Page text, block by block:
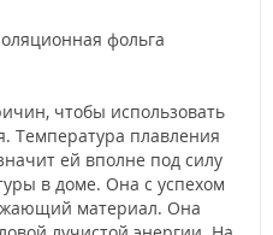
фольга
чтобы использовать
Температура плавления
ей вполне под силу
в доме. Она с успехом
материал. Она